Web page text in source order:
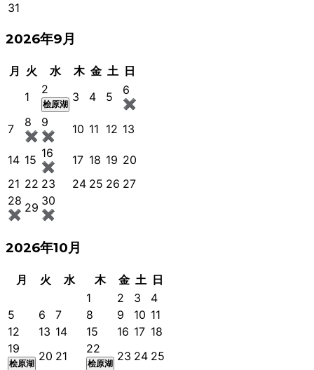
31
2026年9月
月 火 水 木 金 土 日
1
2
桧原湖
3 4 5
6
✖
7
8
✖
9
✖
10 11 12 13
14 15 16
✖
17 18 19 20
21 22 23 24 25 26 27
28
✖ 29 30
✖
2026年10月
月 火 水 木 金 土 日
1
2 3
4
5
6 7 8 9 10 11
12
13 14 15 16 17 18
19
桧原湖
20 21
22
桧原湖
23 24 25